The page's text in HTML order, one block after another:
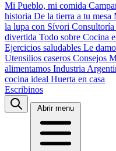
Mi Pueblo, mi comida
historia De la tierra a tu mesa
la lupa con Sívori
divertida Todo sobre Cocina
Ejercicios saludables Le
Utensilios caseros Consejos
alimentamos Industria
cocina ideal Huerta en casa
Escribinos
Abrir menu